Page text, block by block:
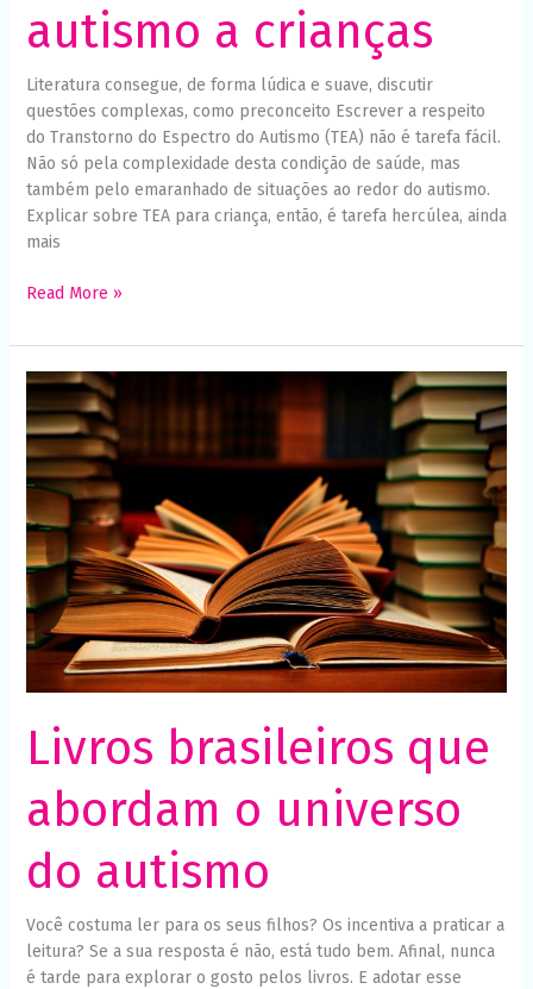
autismo a crianças
Literatura consegue, de forma lúdica e suave, discutir
questões complexas, como preconceito Escrever a respeito
do Transtorno do Espectro do Autismo (TEA) não é tarefa fácil.
Não só pela complexidade desta condição de saúde, mas
também pelo emaranhado de situações ao redor do autismo.
Explicar sobre TEA para criança, então, é tarefa hercúlea, ainda
mais
Read More »
Livros brasileiros que
abordam o universo
do autismo
Você costuma ler para os seus filhos? Os incentiva a praticar a
leitura? Se a sua resposta é não, está tudo bem. Afinal, nunca
é tarde para explorar o gosto pelos livros. E adotar esse
Livros
brasileiros
que
abordam
o
universo
do
autismo